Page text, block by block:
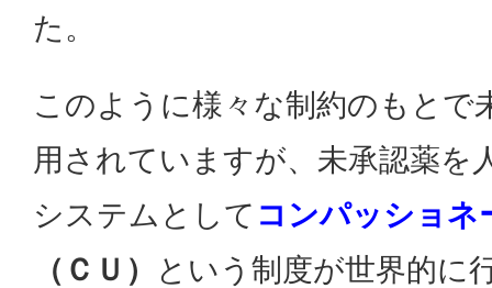
た。
このように様々な制約のもとで
用されていますが、未承認薬を
システムとして コンパッショネ
（ＣＵ）
という制度が世界的に